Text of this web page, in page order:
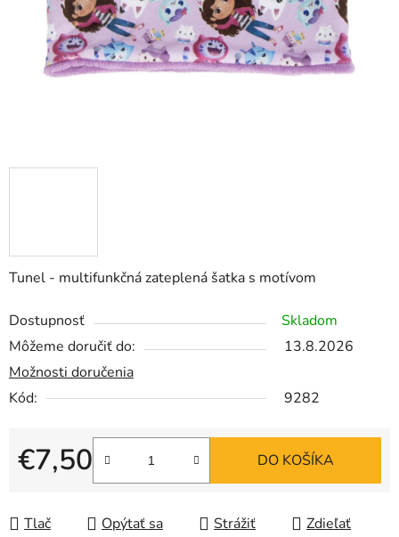
Tunel - multifunkčná zateplená šatka s motívom
Dostupnosť
Skladom
Môžeme doručiť do:
13.8.2026
Možnosti doručenia
Kód:
9282
€7,50
Jednotková cena:
DO KOŠÍKA
Tlač Opýtať sa Strážiť Zdieľať